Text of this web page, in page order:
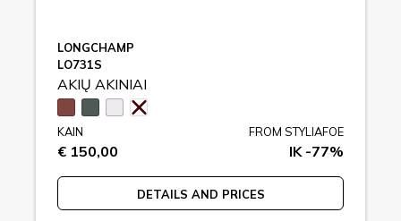
LONGCHAMP
LO731S
AKIŲ AKINIAI
KAIN
€ 150,00
FROM STYLIAFOE
IK -77%
DETAILS AND PRICES